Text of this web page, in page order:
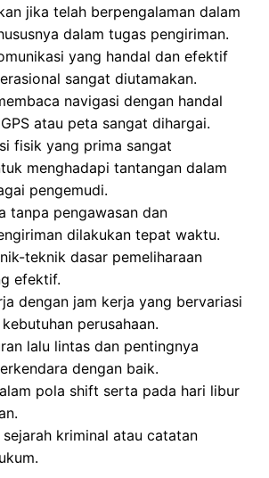
jika telah berpengalaman dalam
dalam tugas pengiriman.
yang handal dan efektif
sangat diutamakan.
navigasi dengan handal
atau peta sangat dihargai.
fisik yang prima sangat
menghadapi tantangan dalam
pengemudi.
tanpa pengawasan dan
dilakukan tepat waktu.
teknik dasar pemeliharaan
efektif.
dengan jam kerja yang bervariasi
perusahaan.
lalu lintas dan pentingnya
dengan baik.
pola shift serta pada hari libur
kriminal atau catatan